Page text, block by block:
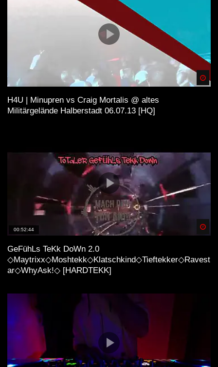
H4U | Minupren vs Craig Mortalis @ altes
Militärgelände Halberstadt 06.07.13 [HQ]
00:52:44
GeFühLs TeKk DoWn 2.0
◇Maytrixx◇Moshtekk◇Klatschkind◇Tieftekker◇Ravest
ar◇WhyAsk!◇ [HARDTEKK]